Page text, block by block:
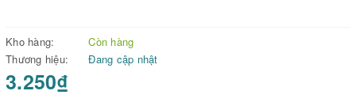
Kho hàng:
Còn hàng
Thương hiệu:
Đang cập nhật
3.250₫